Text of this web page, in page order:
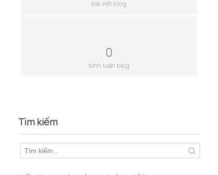
bài viết blog
0
bình luận blog
Tìm kiếm